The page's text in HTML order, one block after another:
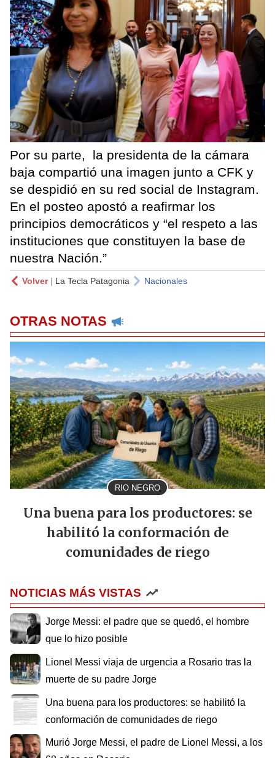
Por su parte, la presidenta de la cámara
baja compartió una imagen junto a CFK y
se despidió en su red social de Instagram.
En el posteo apostó a reafirmar los
principios democráticos y “el respeto a las
instituciones que constituyen la base de
nuestra Nación.”
Volver| La Tecla Patagonia Nacionales
OTRAS NOTAS
RIO NEGRO
Una buena para los productores: se
habilitó la conformación de
comunidades de riego
NOTICIAS MÁS VISTAS
Jorge Messi: el padre que se quedó, el hombre
que lo hizo posible
Lionel Messi viaja de urgencia a Rosario tras la
muerte de su padre Jorge
Una buena para los productores: se habilitó la
conformación de comunidades de riego
Murió Jorge Messi, el padre de Lionel Messi, a los